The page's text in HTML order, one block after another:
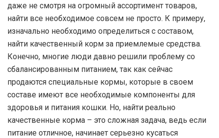
даже не смотря на огромный ассортимент товаров,
найти все необходимое совсем не просто. К примеру,
изначально необходимо определиться с составом,
найти качественный корм за приемлемые средства.
Конечно, многие люди давно решили проблему со
сбалансированным питанием, так как сейчас
продаются специальные кормы, которые в своем
составе имеют все необходимые компоненты для
здоровья и питания кошки. Но, найти реально
качественные корма – это сложная задача, ведь если
питание отличное, начинает серьезно кусаться